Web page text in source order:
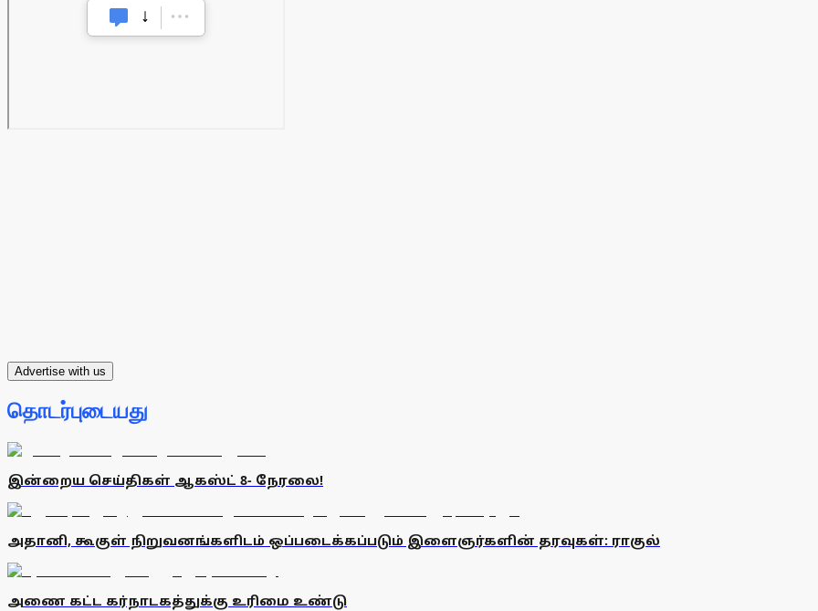
Advertise with us
தொடர்புடையது
இன்றைய செய்திகள் ஆகஸ்ட் 8- நேரலை!
அதானி, கூகுள் நிறுவனங்களிடம் ஒப்படைக்கப்படும் இளைஞர்களின் தரவுகள்: ராகுல்
அணை கட்ட கர்நாடகத்துக்கு உரிமை உண்டு